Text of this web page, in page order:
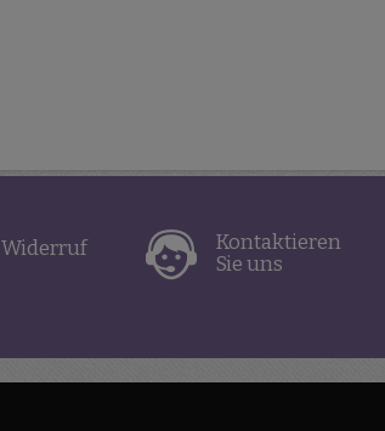
Widerruf
Kontaktieren
Sie uns